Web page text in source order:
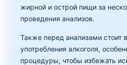
жирной и острой пищи за
проведения анализов.
Также перед анализами стоит
употребления алкоголя,
процедуры, чтобы избежать